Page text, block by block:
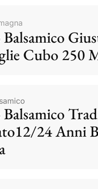
Cubo 250
24 Anni